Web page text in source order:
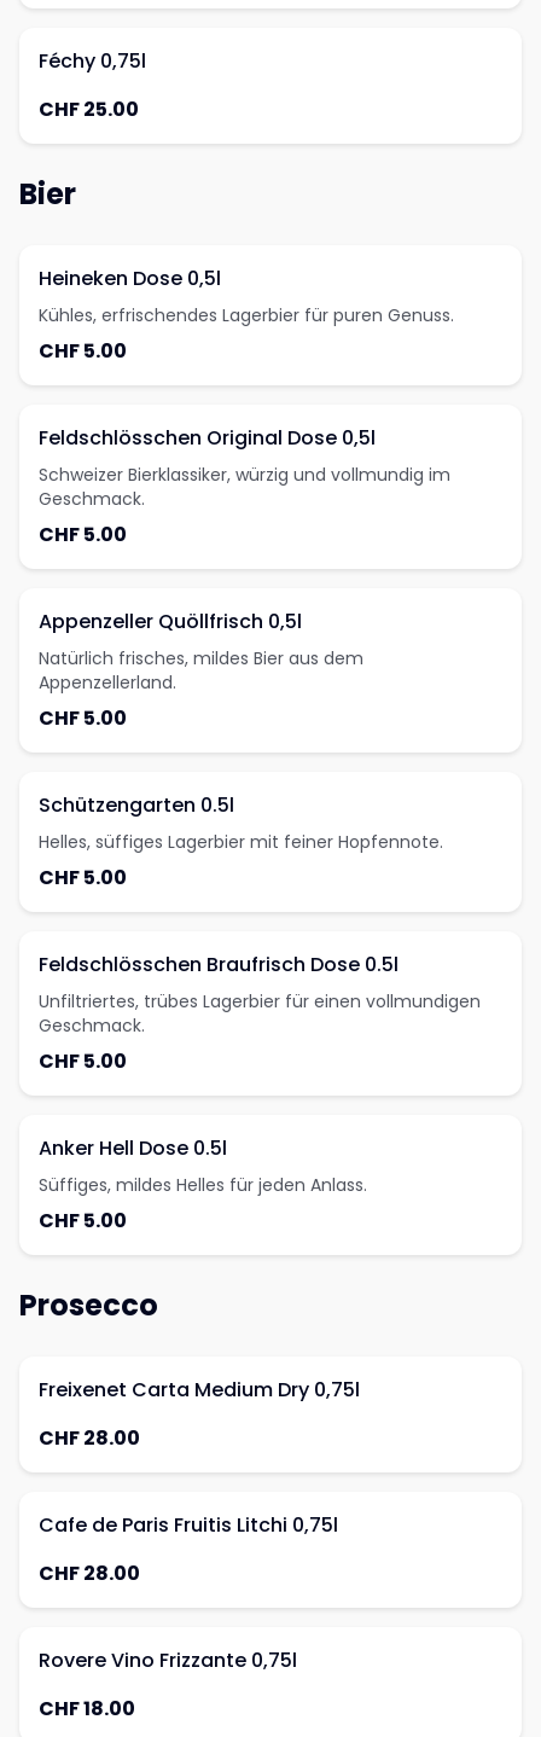
Féchy 0,75l
CHF 25.00
Bier
Heineken Dose 0,5l
Kühles, erfrischendes Lagerbier für puren Genuss.
CHF 5.00
Feldschlösschen Original Dose 0,5l
Schweizer Bierklassiker, würzig und vollmundig im
Geschmack.
CHF 5.00
Appenzeller Quöllfrisch 0,5l
Natürlich frisches, mildes Bier aus dem
Appenzellerland.
CHF 5.00
Schützengarten 0.5l
Helles, süffiges Lagerbier mit feiner Hopfennote.
CHF 5.00
Feldschlösschen Braufrisch Dose 0.5l
Unfiltriertes, trübes Lagerbier für einen vollmundigen
Geschmack.
CHF 5.00
Anker Hell Dose 0.5l
Süffiges, mildes Helles für jeden Anlass.
CHF 5.00
Prosecco
Freixenet Carta Medium Dry 0,75l
CHF 28.00
Cafe de Paris Fruitis Litchi 0,75l
CHF 28.00
Rovere Vino Frizzante 0,75l
CHF 18.00